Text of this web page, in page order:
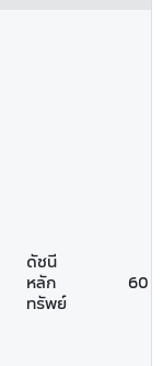
ดัชนี
หลัก
ทรัพย์
60